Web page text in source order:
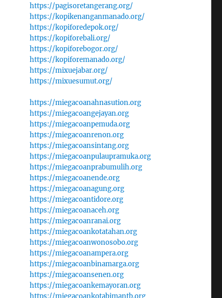
https://pagisoretangerang.org/
https://kopikenanganmanado.org/
https://kopiforedepok.org/
https://kopiforebali.org/
https://kopiforebogor.org/
https://kopiforemanado.org/
https://mixuejabar.org/
https://mixuesumut.org/
https://miegacoanahnasution.org
https://miegacoangejayan.org
https://miegacoanpemuda.org
https://miegacoanrenon.org
https://miegacoansintang.org
https://miegacoanpulaupramuka.org
https://miegacoanprabumulih.org
https://miegacoanende.org
https://miegacoanagung.org
https://miegacoantidore.org
https://miegacoanaceh.org
https://miegacoanranai.org
https://miegacoankotatahan.org
https://miegacoanwonosobo.org
https://miegacoanampera.org
https://miegacoanbinamarga.org
https://miegacoansenen.org
https://miegacoankemayoran.org
https://miegacoankotabimantb.org